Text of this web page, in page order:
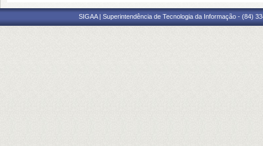
SIGAA | Superintendência de Tecnologia da Informação - (84)